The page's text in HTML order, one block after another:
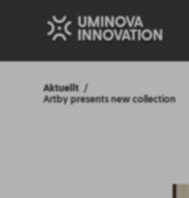
Aktuellt
Artby presents new collection